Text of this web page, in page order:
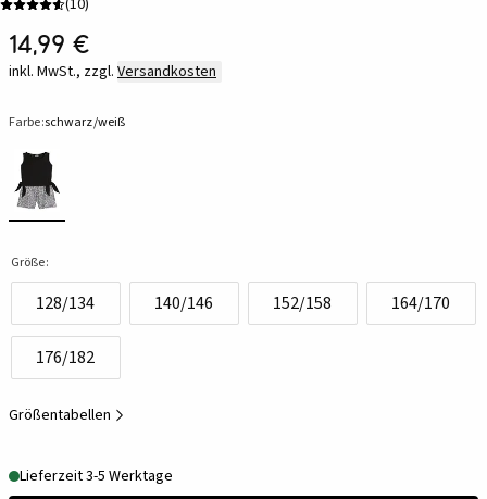
(10)
14,99 €
inkl. MwSt., zzgl. Versandkosten
Farbe:schwarz/weiß
Größe:
128/134 140/146 152/158 164/170
176/182
Größentabellen
Lieferzeit 3-5 Werktage